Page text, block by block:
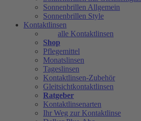
Sonnenbrillen Allgemein
Sonnenbrillen Style
Kontaktlinsen
alle Kontaktlinsen
Shop
Pflegemittel
Monatslinsen
Tageslinsen
Kontaktlinsen-Zubehör
Gleitsichtkontaktlinsen
Ratgeber
Kontaktlinsenarten
Ihr Weg zur Kontaktlinse